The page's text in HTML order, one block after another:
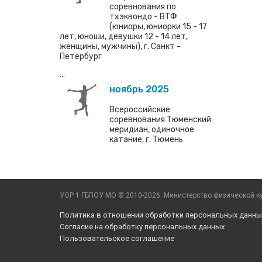
соревнования по
тхэквондо - ВТФ
(юниоры, юниорки 15 - 17
лет, юноши, девушки 12 - 14 лет,
женщины, мужчины), г. Санкт -
Петербург
...
ноябрь 2025
Всероссийские
соревнования Тюменский
меридиан, одиночное
катание, г. Тюмень
УОР 1 ГБПОУ МО © 2010-2026. Министерство физической
Политика в отношении обработки персональных
Согласие на обработку персональных данных
Пользовательское соглашение